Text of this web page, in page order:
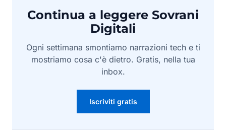
Continua a leggere Sovrani
Digitali
Ogni settimana smontiamo narrazioni tech e ti
mostriamo cosa c'è dietro. Gratis, nella tua
inbox.
Iscriviti gratis